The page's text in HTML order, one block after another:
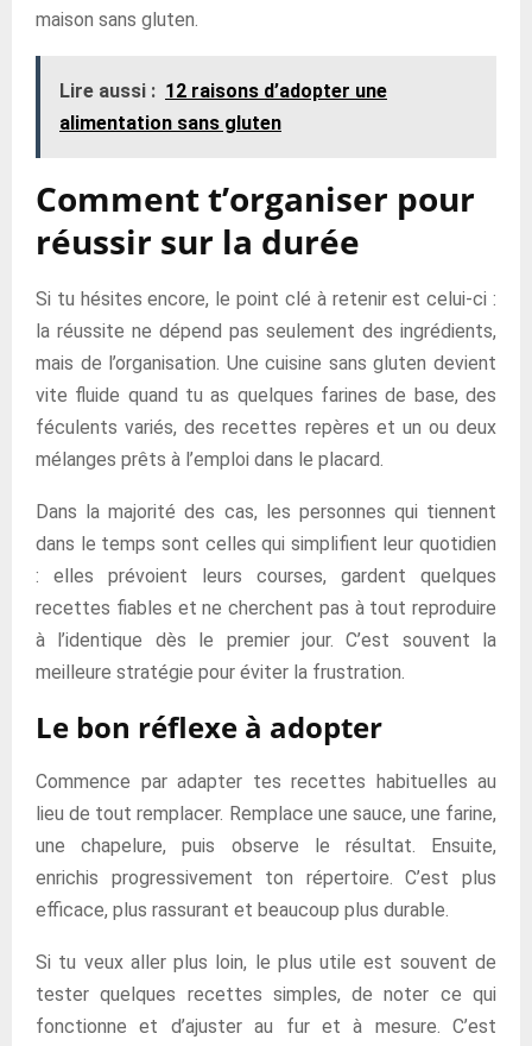
maison sans gluten.
Lire aussi : 12 raisons d’adopter une
alimentation sans gluten
Comment t’organiser pour
réussir sur la durée
Si tu hésites encore, le point clé à retenir est celui-ci :
la réussite ne dépend pas seulement des ingrédients,
mais de l’organisation. Une cuisine sans gluten devient
vite fluide quand tu as quelques farines de base, des
féculents variés, des recettes repères et un ou deux
mélanges prêts à l’emploi dans le placard.
Dans la majorité des cas, les personnes qui tiennent
dans le temps sont celles qui simplifient leur quotidien
: elles prévoient leurs courses, gardent quelques
recettes fiables et ne cherchent pas à tout reproduire
à l’identique dès le premier jour. C’est souvent la
meilleure stratégie pour éviter la frustration.
Le bon réflexe à adopter
Commence par adapter tes recettes habituelles au
lieu de tout remplacer. Remplace une sauce, une farine,
une chapelure, puis observe le résultat. Ensuite,
enrichis progressivement ton répertoire. C’est plus
efficace, plus rassurant et beaucoup plus durable.
Si tu veux aller plus loin, le plus utile est souvent de
tester quelques recettes simples, de noter ce qui
fonctionne et d’ajuster au fur et à mesure. C’est